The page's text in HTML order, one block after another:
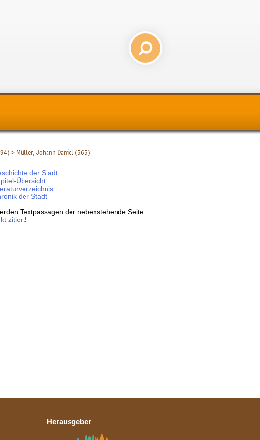
> Müller, Johann Daniel (565)
der Stadt
Übersicht
der Stadt
Textpassagen der nebenstehende Seite
zitiert!
Herausgeber